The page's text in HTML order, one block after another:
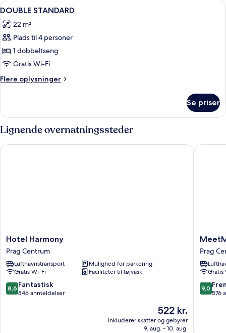
Indlæs
alle
billeder
af
DOUBLE
STANDARD
Et soveværelse med seng,
1
DOUBLE STANDARD
22 m²
Plads til 4 personer
1 dobbeltseng
Gratis Wi-Fi
Flere oplysninger
Flere
STANDARD
Se priser
Lignende overnatningssteder
Hotel
Harmony
Prag
Centrum
Hotel Harmony
Prag Centrum
Lufthavnstransport
Mulighed for parkering
Gratis Wi-Fi
Faciliteter til tøjvask
8.6
ud
8,6 Fantastisk
846 anmeldelser
Prisen
522 kr.
522 kr.
inkluderer skatter og gebyrer
9. aug. - 10. aug.
Hotel Harmony
-
Hotel
Prag
Prag
Gratis
9.0
ud
9,0
576